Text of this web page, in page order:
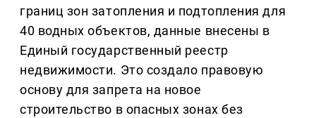
границ зон затопления и подтопления для
40 водных объектов, данные внесены в
Единый государственный реестр
недвижимости. Это создало правовую
основу для запрета на новое
строительство в опасных зонах без